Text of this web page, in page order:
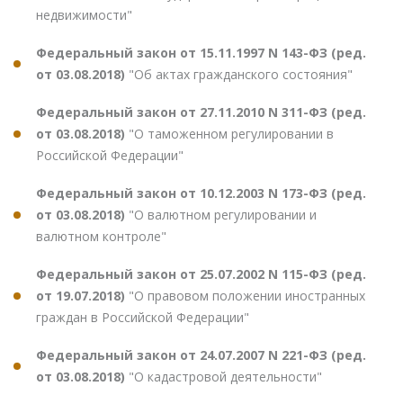
недвижимости"
Федеральный закон от 15.11.1997 N 143-ФЗ (ред.
от 03.08.2018) "Об актах гражданского состояния"
Федеральный закон от 27.11.2010 N 311-ФЗ (ред.
от 03.08.2018) "О таможенном регулировании в
Российской Федерации"
Федеральный закон от 10.12.2003 N 173-ФЗ (ред.
от 03.08.2018) "О валютном регулировании и
валютном контроле"
Федеральный закон от 25.07.2002 N 115-ФЗ (ред.
от 19.07.2018) "О правовом положении иностранных
граждан в Российской Федерации"
Федеральный закон от 24.07.2007 N 221-ФЗ (ред.
от 03.08.2018) "О кадастровой деятельности"